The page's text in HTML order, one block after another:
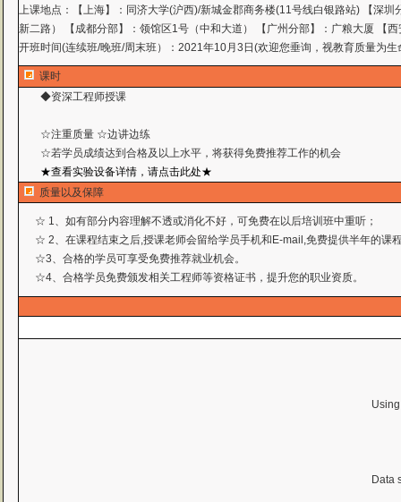
上课地点：
【上海】：同济大学(沪西)/新城金郡商务楼(11号线白银路站) 【深
新二路） 【成都分部】：领馆区1号（中和大道） 【广州分部】：广粮大厦 【
开班时间(连续班/晚班/周末班）：2021年10月3日(欢迎您垂询，视教育质量为生
课时
◆资深工程师授课
☆注重质量 ☆边讲边练
☆若学员成绩达到合格及以上水平，将获得免费推荐工作的机会
★查看实验设备详情，请点击此处★
质量以及保障
☆ 1、如有部分内容理解不透或消化不好，可免费在以后培训班中重听；
☆ 2、在课程结束之后,授课老师会留给学员手机和E-mail,免费提供半年的课
☆3、合格的学员可享受免费推荐就业机会。
☆4、合格学员免费颁发相关工程师等资格证书，提升您的职业资质。
Data